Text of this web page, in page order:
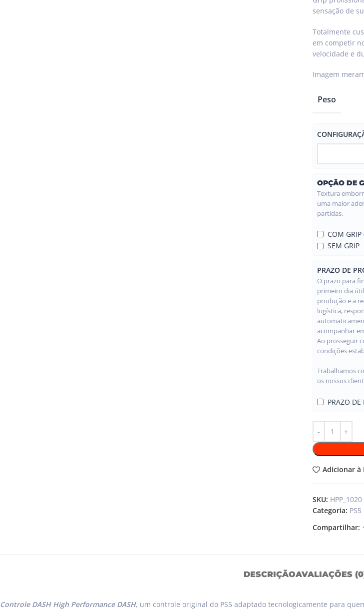
sensação de
Totalmente
em competir
velocidade e
Peso
OPÇÃO DE
Textura
uma maior
partidas.
COM GRIP
SEM GRIP
PRAZO DE
O prazo para
primeiro dia
produção e a
logística,
acompanhar
Ao prosseguir
condições
Trabalhamos
os nossos
PRAZO DE
Adicionar à
SKU: HPP_1020
Categoria:
Compartilhar:
DESCRIÇÃOAVALIAÇÕES
Controle DASH High Performance DASH, um controle original do PS5 adaptado tecnologicamente para